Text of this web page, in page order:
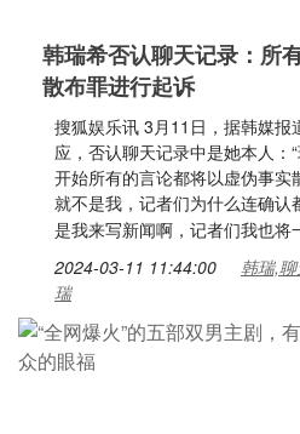
韩瑞希否认聊天记录：所
散布罪进行起诉
搜狐娱乐讯 3月11日，据韩媒报
应，否认聊天记录中是她本人：
开始所有的言论都将以虚伪事
就不是我，记者们为什么连确
是我来写新闻啊，记者们我也将
2024-03-11 11:44:00
韩瑞,
瑞